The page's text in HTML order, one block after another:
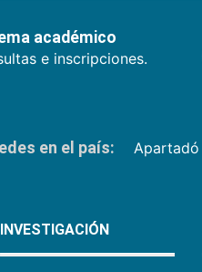
académico
e inscripciones.
en el país: Apartadó
INVESTIGACIÓN